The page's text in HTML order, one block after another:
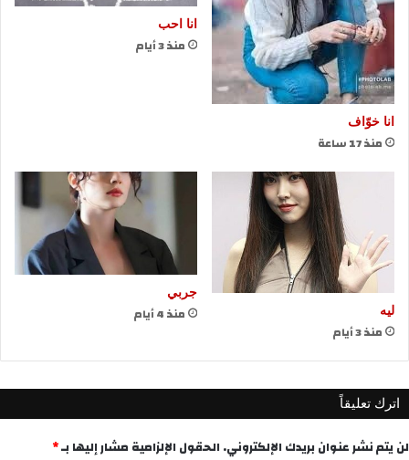
انا خوّاف
منذ 17 ساعة
انا احب
منذ 3 أيام
ليه
منذ 3 أيام
جربي
منذ 4 أيام
اترك تعليقاً
لن يتم نشر عنوان بريدك الإلكتروني. الحقول الإلزامية مشار إليها بـ*